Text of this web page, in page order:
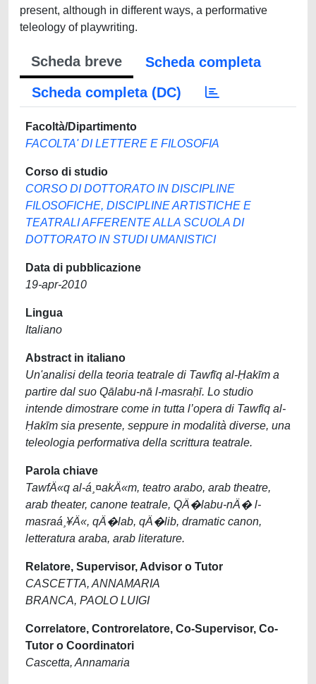
present, although in different ways, a performative
teleology of playwriting.
Scheda breve
Scheda completa
Scheda completa (DC)
Facoltà/Dipartimento
FACOLTA' DI LETTERE E FILOSOFIA
Corso di studio
CORSO DI DOTTORATO IN DISCIPLINE
FILOSOFICHE, DISCIPLINE ARTISTICHE E
TEATRALI AFFERENTE ALLA SCUOLA DI
DOTTORATO IN STUDI UMANISTICI
Data di pubblicazione
19-apr-2010
Lingua
Italiano
Abstract in italiano
Un'analisi della teoria teatrale di Tawfīq al-Ḥakīm a
partire dal suo Qālabu-nā l-masraḥī. Lo studio
intende dimostrare come in tutta l’opera di Tawfīq al-
Ḥakīm sia presente, seppure in modalità diverse, una
teleologia performativa della scrittura teatrale.
Parola chiave
TawfÄ«q al-á¸¤akÄ«m, teatro arabo, arab theatre,
arab theater, canone teatrale, QÄ�labu-nÄ� l-
masraá¸¥Ä«, qÄ�lab, qÄ�lib, dramatic canon,
letteratura araba, arab literature.
Relatore, Supervisor, Advisor o Tutor
CASCETTA, ANNAMARIA
BRANCA, PAOLO LUIGI
Correlatore, Controrelatore, Co-Supervisor, Co-
Tutor o Coordinatori
Cascetta, Annamaria